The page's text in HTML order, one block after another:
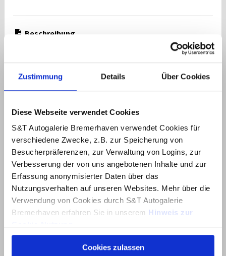
Zustimmung Details Über Cookies
Diese Webseite verwendet Cookies
S&T Autogalerie Bremerhaven verwendet Cookies für
verschiedene Zwecke, z.B. zur Speicherung von
Besucherpräferenzen, zur Verwaltung von Logins, zur
Verbesserung der von uns angebotenen Inhalte und zur
Erfassung anonymisierter Daten über das
Nutzungsverhalten auf unseren Websites. Mehr über die
Verwendung von Cookies durch S&T Autogalerie
Bremerhaven erfahren Sie in unserem Hinweis zur
Über dieses Banner können Sie auswählen, welche
Cookies zulassen
Beschreibung
6 Lautsprecher, Airbag Beifahrerseite, Airbag Beifahrerseite
abschaltbar, Airbag Fahrerseite, Ambiente-Beleuchtung,
Applikationen am Fahrzeugheck (Silber), Audio-
Navigationssystem, Audiosystem: Radio RDS, Außenspiegel
heizbar, beide, Außenspiegel lackiert, Batterieheizsystem,
Blinkleuchten LED in Außenspiegel integriert, Dachreling,
Dachspoiler Wagenfarbe, Digital Cockpit
(Instrumentenanzeige Digital), Effizienz-Paket,
Einschaltautomatik für Fahrlicht / Lichtsensor, Elektromotor
150 KW (cont. 50), Fahrassistenz-System: aktiver
Spurhalteassistent (LKAS, Lane Keep Assist System),
Fahrassistenz-System: Aufmerksamkeits-Assistent (In Cabin
Camera, ICC), Fahrassistenz-System: Autobahnassistent 1.5
(Highway Driving Assist, HDA 1.5), Fahrassistenz-System:
Autonome Notbremsfunktion inkl. Frontkollisionswarnung
(FCA), Fahrassistenz-System: Berganfahrhilfe, Fahrassistenz-
System: Einparkhilfe vorn und hinten, Fahrassistenz-System:
Fahrprofilauswahl (Drive Mode), Fahrassistenz-System: